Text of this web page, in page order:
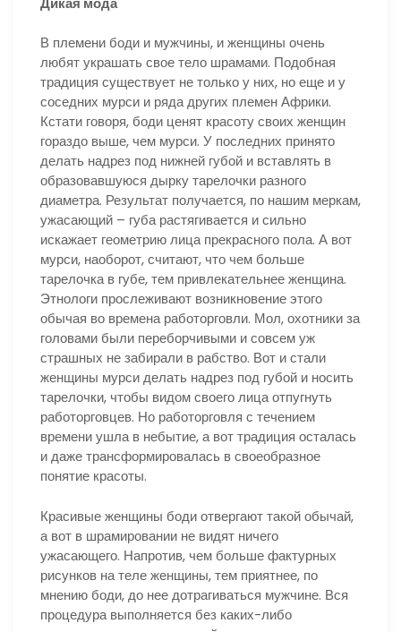
В племени боди и мужчины, и женщины очень
любят украшать свое тело шрамами. Подобная
традиция существует не только у них, но еще и у
соседних мурси и ряда других племен Африки.
Кстати говоря, боди ценят красоту своих женщин
гораздо выше, чем мурси. У последних принято
делать надрез под нижней губой и вставлять в
образовавшуюся дырку тарелочки разного
диаметра. Результат получается, по нашим меркам,
ужасающий – губа растягивается и сильно
искажает геометрию лица прекрасного пола. А вот
мурси, наоборот, считают, что чем больше
тарелочка в губе, тем привлекательнее женщина.
Этнологи прослеживают возникновение этого
обычая во времена работорговли. Мол, охотники за
головами были переборчивыми и совсем уж
страшных не забирали в рабство. Вот и стали
женщины мурси делать надрез под губой и носить
тарелочки, чтобы видом своего лица отпугнуть
работорговцев. Но работорговля с течением
времени ушла в небытие, а вот традиция осталась
и даже трансформировалась в своеобразное
понятие красоты.
Красивые женщины боди отвергают такой обычай,
а вот в шрамировании не видят ничего
ужасающего. Напротив, чем больше фактурных
рисунков на теле женщины, тем приятнее, по
мнению боди, до нее дотрагиваться мужчине. Вся
процедура выполняется без каких-либо